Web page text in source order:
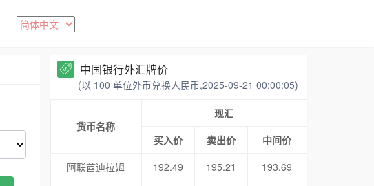
中国银行外汇牌价
(以 100 单位外币兑换人民币,2025-09-21 00:00:05)
货币名称
现汇
买入价
卖出价
中间价
阿联酋迪拉姆
192.49 195.21
193.69